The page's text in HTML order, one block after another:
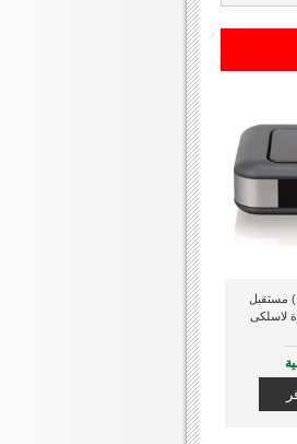
راديو شاك(332-15) مستقبل
لاسلكى